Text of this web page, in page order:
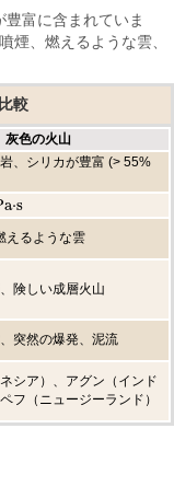
富に含まれていま
噴煙、燃えるような雲、
較
灰色の火山
、シリカが豊富 (> 55%
えるような雲
険しい成層火山
突然の爆発、泥流
シア）、アグン（インド
フ（ニュージーランド）